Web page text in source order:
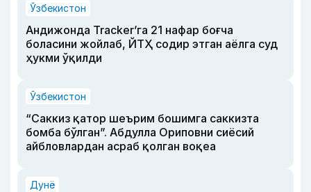
Ўзбекистон
Андижонда Tracker’га 21 нафар боғча
боласини жойлаб, ЙТҲ содир этган аёлга суд
ҳукми ўқилди
Ўзбекистон
“Саккиз қатор шеърим бошимга саккизта
бомба бўлган”. Абдулла Ориповни сиёсий
айбловлардан асраб қолган воқеа
Дунё